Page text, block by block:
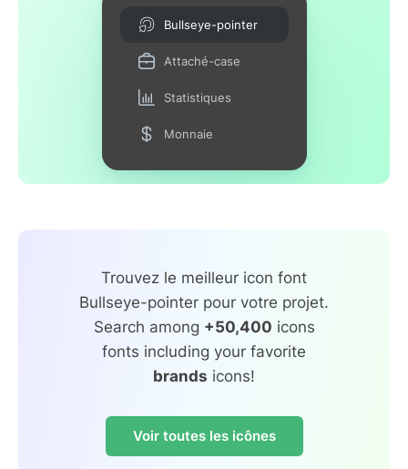
Bullseye-pointer
Attaché-case
Statistiques
Monnaie
Trouvez le meilleur icon font
Bullseye-pointer pour votre projet.
Search among +50,400 icons
fonts including your favorite
brands icons!
Voir toutes les icônes